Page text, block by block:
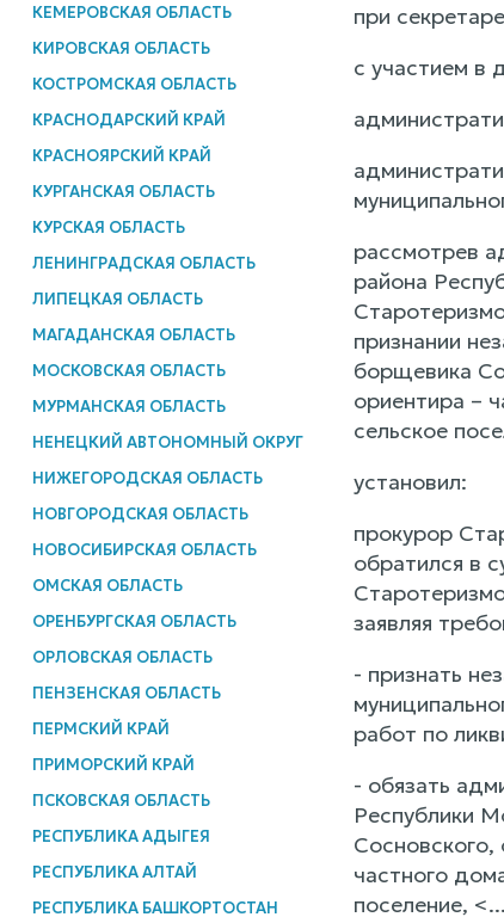
КЕМЕРОВСКАЯ ОБЛАСТЬ
КИРОВСКАЯ ОБЛАСТЬ
КОСТРОМСКАЯ ОБЛАСТЬ
КРАСНОДАРСКИЙ КРАЙ
КРАСНОЯРСКИЙ КРАЙ
КУРГАНСКАЯ ОБЛАСТЬ
КУРСКАЯ ОБЛАСТЬ
ЛЕНИНГРАДСКАЯ ОБЛАСТЬ
ЛИПЕЦКАЯ ОБЛАСТЬ
МАГАДАНСКАЯ ОБЛАСТЬ
МОСКОВСКАЯ ОБЛАСТЬ
МУРМАНСКАЯ ОБЛАСТЬ
НЕНЕЦКИЙ АВТОНОМНЫЙ ОКРУГ
НИЖЕГОРОДСКАЯ ОБЛАСТЬ
НОВГОРОДСКАЯ ОБЛАСТЬ
НОВОСИБИРСКАЯ ОБЛАСТЬ
ОМСКАЯ ОБЛАСТЬ
ОРЕНБУРГСКАЯ ОБЛАСТЬ
ОРЛОВСКАЯ ОБЛАСТЬ
ПЕНЗЕНСКАЯ ОБЛАСТЬ
ПЕРМСКИЙ КРАЙ
ПРИМОРСКИЙ КРАЙ
ПСКОВСКАЯ ОБЛАСТЬ
РЕСПУБЛИКА АДЫГЕЯ
РЕСПУБЛИКА АЛТАЙ
РЕСПУБЛИКА БАШКОРТОСТАН
при
с участием в
рассмотрев
района
признании
борщевика
ориентира –
сельское
установил:
прокурор
обратился в
заявляя
- признать
работ по
- обязать
Республики
частного
поселение,